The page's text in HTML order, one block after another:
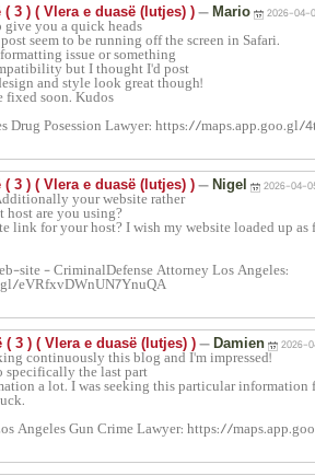
3 ) ( Vlera e duasë (lutjes) ) — Mario 2026-04-
you a quick heads
seem to be running off the screen in Safari.
issue or something
but I thought I'd post
and style look great though!
fixed soon. Kudos
Drug Posession Lawyer: https://maps.app.goo.gl/
3 ) ( Vlera e duasë (lutjes) ) — Nigel 2026-04-
your website rather
host are you using?
link for your host? I wish my website loaded up as
site - CriminalDefense Attorney Los Angeles:
eVRfxvDWnUN7YnuQA
3 ) ( Vlera e duasë (lutjes) ) — Damien 2026-
continuously this blog and I'm impressed!
the last part
a lot. I was seeking this particular
Angeles Gun Crime Lawyer: https://